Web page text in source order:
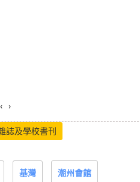
‹ ›
誌及學校書刊
基灣 潮州會館